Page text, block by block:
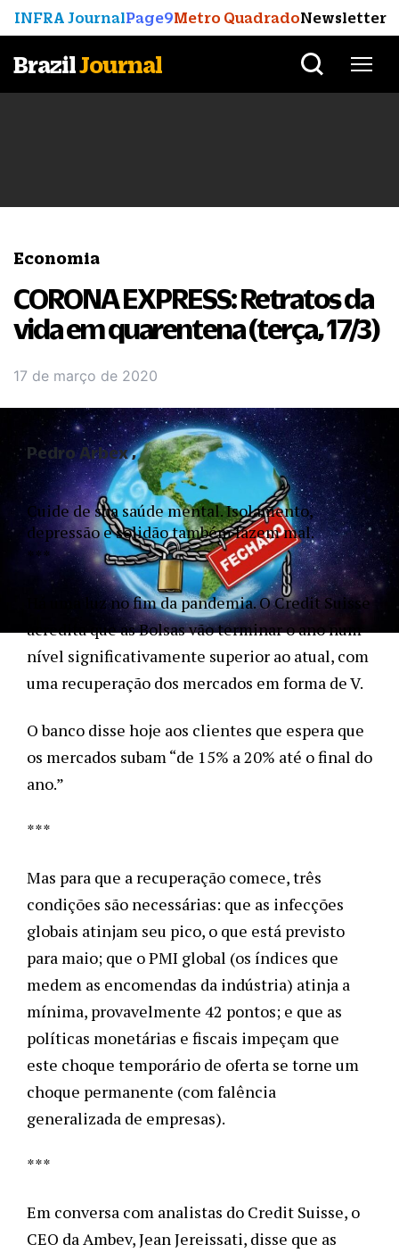
INFRA JournalPage9Metro QuadradoNewsletter
BrazilJournal
Economia
CORONA EXPRESS: Retratos da
vida em quarentena (terça, 17/3)
17 de março de 2020
Cuide de sua saúde mental. Isolamento,
depressão e solidão também fazem mal.
***
Há uma luz no fim da pandemia. O Credit Suisse
acredita que as Bolsas vão terminar o ano num
nível significativamente superior ao atual, com
uma recuperação dos mercados em forma de V.
O banco disse hoje aos clientes que espera que
os mercados subam “de 15% a 20% até o final do
ano.”
***
Mas para que a recuperação comece, três
condições são necessárias: que as infecções
globais atinjam seu pico, o que está previsto
para maio; que o PMI global (os índices que
medem as encomendas da indústria) atinja a
mínima, provavelmente 42 pontos; e que as
políticas monetárias e fiscais impeçam que
este choque temporário de oferta se torne um
choque permanente (com falência
generalizada de empresas).
***
Em conversa com analistas do Credit Suisse, o
CEO da Ambev, Jean Jereissati, disse que as
Pedro Arbex